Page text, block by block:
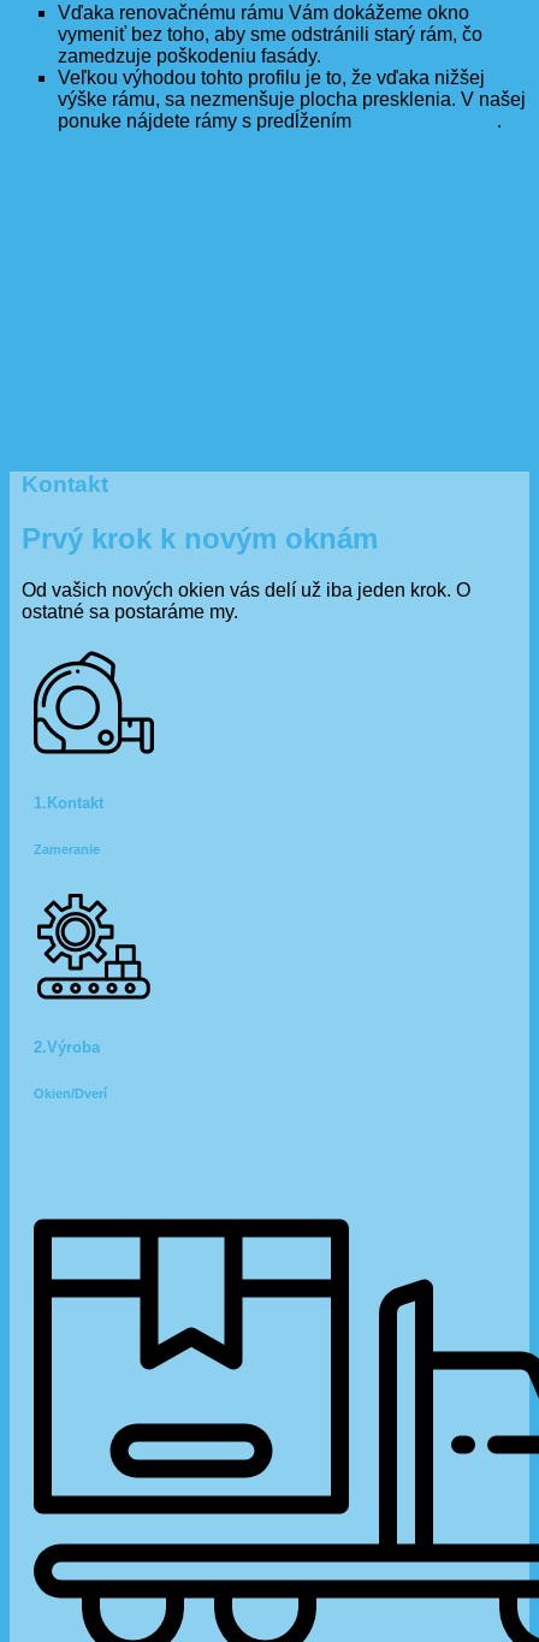
Vďaka renovačnému rámu Vám dokážeme okno
vymeniť bez toho, aby sme odstránili starý rám, čo
zamedzuje poškodeniu fasády.
Veľkou výhodou tohto profilu je to, že vďaka nižšej
výške rámu, sa nezmenšuje plocha presklenia. V našej
ponuke nájdete rámy s predĺžením
.
Kontakt
Prvý krok k novým oknám
Od vašich nových okien vás delí už iba jeden krok. O
ostatné sa postaráme my.
1.Kontakt
Zameranie
2.Výroba
Okien/Dverí